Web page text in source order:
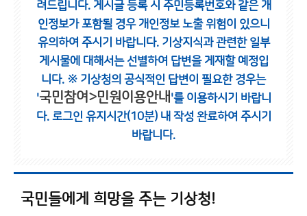
려드립니다. 게시글 등록 시 주민등록번호와 같은 개
인정보가 포함될 경우 개인정보 노출 위험이 있으니
유의하여 주시기 바랍니다. 기상지식과 관련한 일부
게시물에 대해서는 선별하여 답변을 게재할 예정입
니다. ※ 기상청의 공식적인 답변이 필요한 경우는
'국민참여>민원이용안내 '를 이용하시기 바랍니
다. 로그인 유지시간(10분) 내 작성 완료하여 주시기
바랍니다.
국민들에게 희망을 주는 기상청!